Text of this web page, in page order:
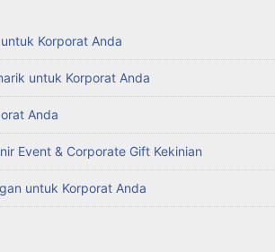
Korporat Anda
untuk Korporat Anda
Anda
Event & Corporate Gift Kekinian
untuk Korporat Anda